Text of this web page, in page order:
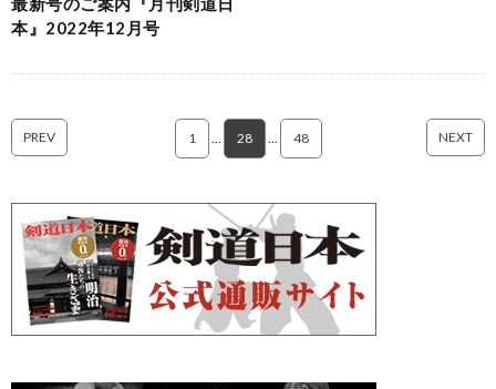
本』2022年12月号
PREV 1 … 28 … 48 NEXT